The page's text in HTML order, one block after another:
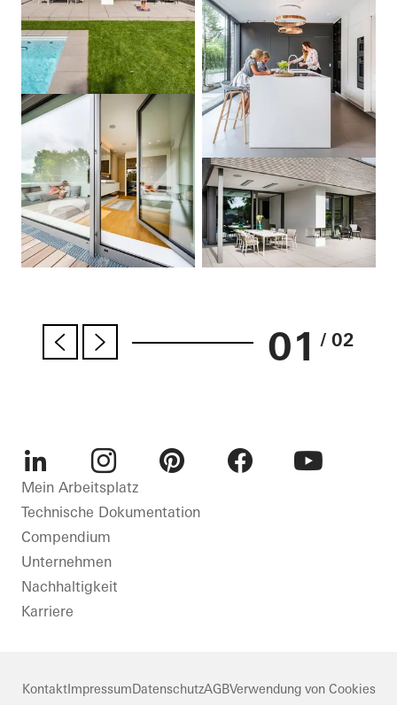
01 / 02
LinkedIn Instagram
Mein Arbeitsplatz
Technische Dokumentation
Compendium
Unternehmen
Nachhaltigkeit
Karriere
KontaktImpressumDatenschutzAGBVerwendung von Cookies